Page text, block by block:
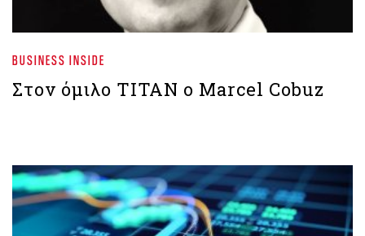
BUSINESS INSIDE
Στον όμιλο ΤΙΤΑΝ ο Marcel Cobuz